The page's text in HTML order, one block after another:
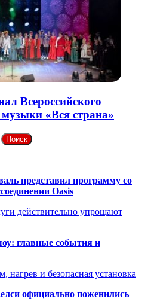
Всероссийского
«Вся страна»
представил программу со
Oasis
действительно упрощают
главные события и
нагрев и безопасная установка
официально поженились